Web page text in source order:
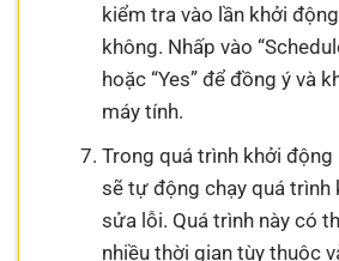
kiểm tra vào lần khởi
không. Nhấp vào
hoặc “Yes” để đồng ý và
máy tính.
Trong quá trình khởi động
sẽ tự động chạy quá trình
sửa lỗi. Quá trình này có
nhiều thời gian tùy thuộc